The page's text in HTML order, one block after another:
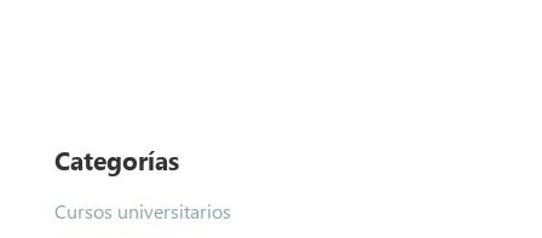
Categorías
Cursos universitarios